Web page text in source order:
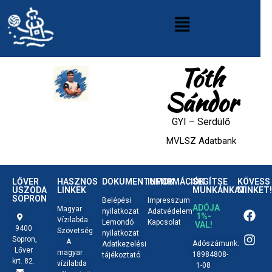
Tóth
Sándor
GYI – Serdülő
MVLSZ Adatbank
LŐVER
USZODA
SOPRON
9400
Sopron,
Lőver
krt. 82.
HASZNOS
LINKEK
Magyar
Vízilabda
Szövetség
A
magyar
vízilabda
DOKUMENTUMOK
Belépési
nyilatkozat
Lemondó
nyilatkozat
Adatkezelési
tájékoztató
INFORMÁCIÓK
Impresszum
Adatvédelem
Kapcsolat
SEGÍTSE
MUNKÁNKAT
ADÓJA
1%-
VAL!
Adószámunk:
18984808-
1-08
KÖVESS
MINKET!